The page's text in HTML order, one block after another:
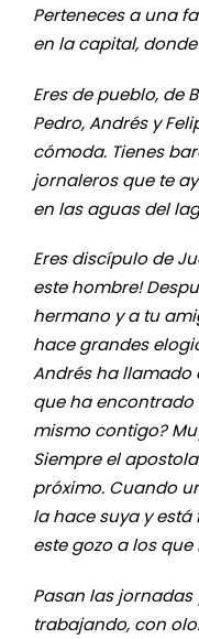
Perteneces a una
en la capital,
Eres de pueblo, de
Pedro, Andrés y
cómoda. Tienes
jornaleros que te
en las aguas del
Eres discípulo de
este hombre!
hermano y a tu
hace grandes
Andrés ha llamado
que ha encontrado
mismo contigo?
Siempre el
próximo. Cuando
la hace suya y
este gozo a los
Pasan las jornadas
trabajando, con